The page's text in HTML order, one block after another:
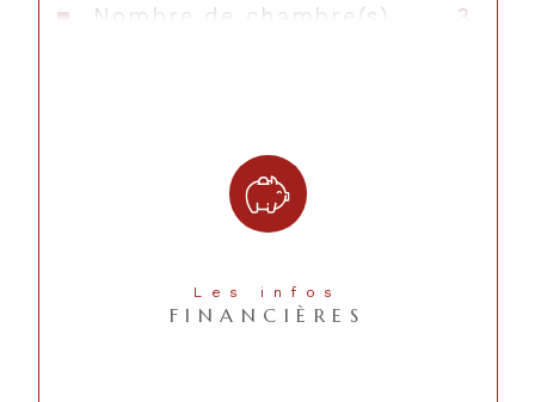
une jolie parcelle de 5000 m² environ avec
Nombre de chambre(s) 3
Campagne et Pyrénées
Nb de salle d'eau
Les infos
FINANCIÈRES